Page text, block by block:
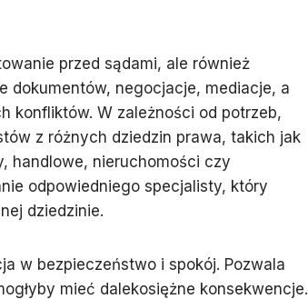
przed sądami, ale również
dokumentów, negocjacje, mediacje, a
konfliktów. W zależności od potrzeb,
z różnych dziedzin prawa, takich jak
handlowe, nieruchomości czy
odpowiedniego specjalisty, który
dziedzinie.
w bezpieczeństwo i spokój. Pozwala
mieć dalekosiężne konsekwencje.